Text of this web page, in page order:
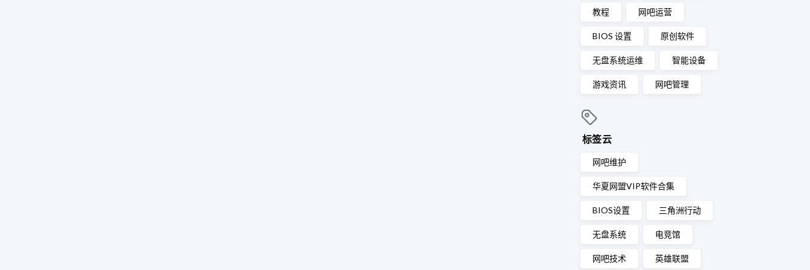
教程 网吧运营
BIOS 设置 原创软件
无盘系统运维 智能设备
游戏资讯 网吧管理
标签云
网吧维护
华夏网盟VIP软件合集
BIOS设置 三角洲行动
无盘系统 电竞馆
网吧技术 英雄联盟